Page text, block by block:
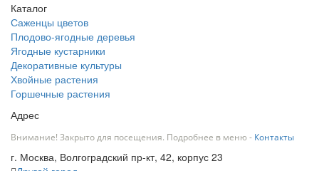
Каталог
Саженцы цветов
Плодово-ягодные деревья
Ягодные кустарники
Декоративные культуры
Хвойные растения
Горшечные растения
Адрес
Внимание! Закрыто для посещения. Подробнее в меню - Контакты
г. Москва, Волгоградский пр-кт, 42, корпус 23